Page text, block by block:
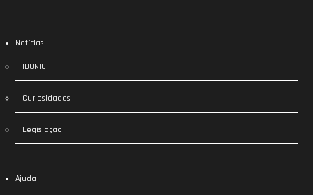
Notícias
IDONIC
Curiosidades
Legislação
Ajuda